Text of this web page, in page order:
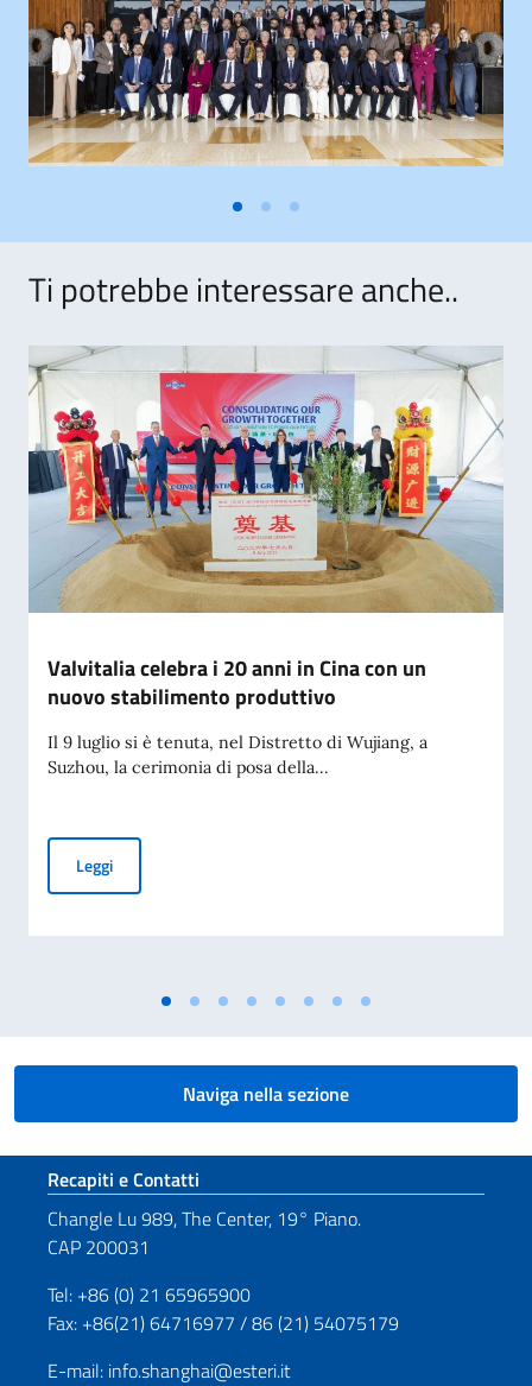
Ti potrebbe interessare anche..
Valvitalia celebra i 20 anni in Cina con un
nuovo stabilimento produttivo
Il 9 luglio si è tenuta, nel Distretto di Wujiang, a
Suzhou, la cerimonia di posa della...
LeggiValvitalia celebra i 20 anni in Cina con un nuovo
Naviga nella sezione
Sezione footer
Recapiti e Contatti
Changle Lu 989, The Center, 19° Piano.
CAP 200031
Tel: +86 (0) 21 65965900
Fax: +86(21) 64716977 / 86 (21) 54075179
E-mail: info.shanghai@esteri.it